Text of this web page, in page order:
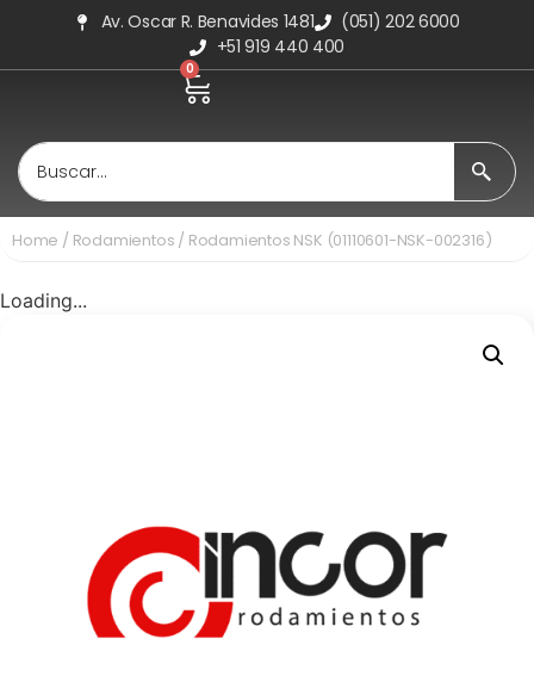
Av. Oscar R. Benavides 1481
(051) 202 6000
+51 919 440 400
0
Home / Rodamientos / Rodamientos NSK (01110601-NSK-002316)
Loading...